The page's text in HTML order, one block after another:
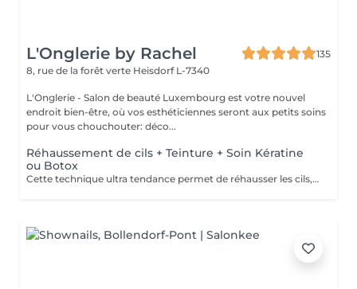
L'Onglerie by Rachel
135
8, rue de la forêt verte Heisdorf L-7340
L'Onglerie - Salon de beauté Luxembourg est votre nouvel
endroit bien-être, où vos esthéticiennes seront aux petits soins
pour vous chouchouter: déco...
Réhaussement de cils + Teinture + Soin Kératine
ou Botox
Cette technique ultra tendance permet de réhausser les cils, et leur apporter une courbure naturelle digne d'un mascara Découvrez le réhaussement de cils classique, soin Kératine ou combiné au soin Lash Botox: le Must Have du moment. C'est un soin réparateur pour les cils à base de kératine, panthénol et vitamines pour fortifier les cils endommagés ou fragiles, les nourrir, les hydrater et booster leur croissance. La formule du traitement est réalisée spécialement pour les cils, inoffensif pour les yeux, à base de : Vitamine E, pour rajeunir, restaurer et activer la pousse des cils. Panthénol : pour restaurer la structure du poil abimé, il enrobe chaque cil d'une pellicule qui lui ajoute volume, le nourrit, l'hydrate et stimule la pousse. Huile d'argan: hydrate, nourrit et régénère les cils, les fait briller. Kératine: remplit la structure et remplit les zones abîmées des cils. Recrée la couche de kératine naturelle. Collagène: referme les couches supérieures des cils, les rend plus flexibles, et doux. Acide Hyaluronique: restaure et hydrate les cils, empêche la perte d'humidité. Le traitement entraîne une pousse des cils, 40 % de volume en plus après le traitement soin, la teinture noire dure jusqu'à huit semaines, et l'effet du soin dure environ 2 mois. Il est possible de faire ce traitement tous les 2 à 3 mois, le résultat va s'ajouter, et les cils n'en seront que plus beaux, et en bonne santé.